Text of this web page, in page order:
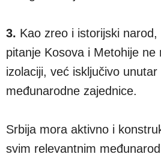
3. Kao zreo i istorijski
pitanje Kosova i Metohije ne
izolaciji, već isključivo
međunarodne zajednice.
Srbija mora aktivno i
svim relevantnim